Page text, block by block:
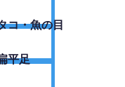
コ・魚の目
平足